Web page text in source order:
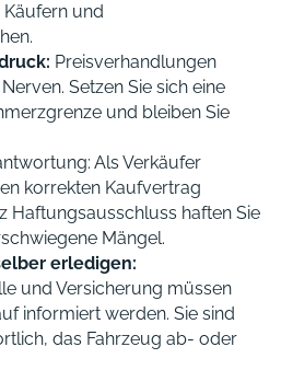
und
Preisverhandlungen
Setzen Sie sich eine
und bleiben Sie
Als Verkäufer
korrekten Kaufvertrag
Haftungsausschluss haften Sie
Mängel.
erledigen:
und Versicherung müssen
informiert werden. Sie sind
das Fahrzeug ab- oder